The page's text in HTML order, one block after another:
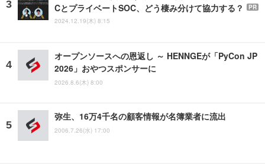
CとプライベートSOC、どう棲み分けて協力する？
PR
2024.12.19(木) 8:15
オープンソースへの恩返し ～ HENNGEが「PyCon JP
2026」おやつスポンサーに
2026.8.6(木) 8:00
弥生、16万4千名の顧客情報が名簿業者に流出
2006.7.26(水) 17:00